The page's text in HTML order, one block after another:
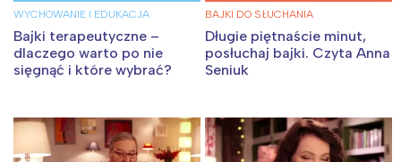
WYCHOWANIE I EDUKACJA
Bajki terapeutyczne –
dlaczego warto po nie
sięgnąć i które wybrać?
BAJKI DO SŁUCHANIA
Długie piętnaście minut,
posłuchaj bajki. Czyta Anna
Seniuk